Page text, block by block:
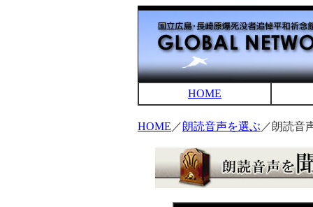
HOME
HOME ／朗読音声を選ぶ ／朗読音